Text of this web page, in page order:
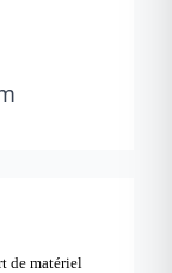
de matériel